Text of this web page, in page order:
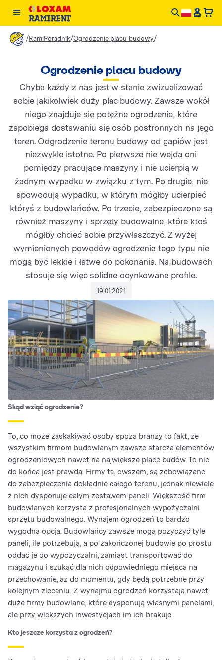
/RamiPoradnik/Ogrodzenie placu budowy/
Ogrodzenie placu budowy
Chyba każdy z nas jest w stanie zwizualizować
sobie jakikolwiek duży plac budowy. Zawsze wokół
niego znajduje się potężne ogrodzenie, które
zapobiega dostawaniu się osób postronnych na jego
teren. Odgrodzenie terenu budowy od gapiów jest
niezwykle istotne. Po pierwsze nie wejdą oni
pomiędzy pracujące maszyny i nie ucierpią w
żadnym wypadku w związku z tym. Po drugie, nie
spowodują wypadku, w którym mógłby ucierpieć
któryś z budowlańców. Po trzecie, zabezpieczone są
również maszyny i sprzęty budowalne, które ktoś
mógłby chcieć sobie przywłaszczyć. Z wyżej
wymienionych powodów ogrodzenia tego typu nie
mogą być lekkie i łatwe do pokonania. Na budowach
stosuje się więc solidne ocynkowane profile.
19.01.2021
Skąd wziąć ogrodzenie?
To, co może zaskakiwać osoby spoza branży to fakt, że
wszystkim firmom budowlanym zawsze starcza elementów
ogrodzeniowych nawet na największe place budów. To nie
do końca jest prawdą. Firmy te, owszem, są zobowiązane
do zabezpieczenia dokładnie całego terenu, jednak niewiele
z nich dysponuje całym zestawem paneli. Większość firm
budowlanych korzysta z profesjonalnych wypożyczalni
sprzętu budowalnego. Wynajem ogrodzeń to bardzo
wygodna opcja. Budowlańcy zawsze mogą pożyczyć tyle
paneli, ile potrzebują, a po zakończonej budowie po prostu
oddać je do wypożyczalni, zamiast transportować do
magazynu i szukać dla nich odpowiedniego miejsca na
przechowanie, aż do momentu, gdy będą potrzebne przy
kolejnym zleceniu. Z wynajmu ogrodzeń korzystają nawet
duże firmy budowlane, które dysponują własnymi panelami,
ale przy większych inwestycjach im ich brakuje.
Kto jeszcze korzysta z ogrodzeń?